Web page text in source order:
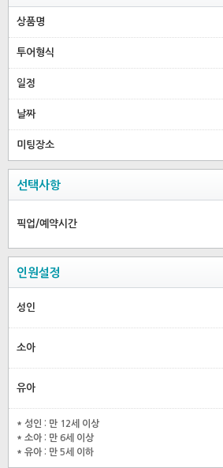
상품명
투어형식
일정
날짜
미팅장소
선택사항
픽업/예약시간
인원설정
성인
소아
유아
* 성인 : 만 12세 이상
* 소아 : 만 6세 이상
* 유아 : 만 5세 이하